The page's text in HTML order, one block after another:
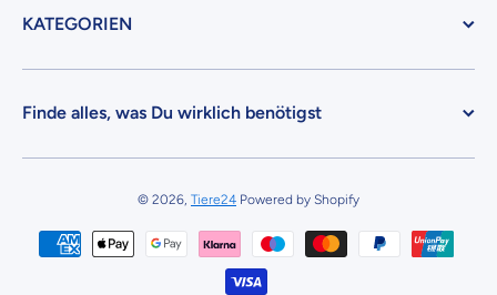
KATEGORIEN
Finde alles, was Du wirklich benötigst
© 2026, Tiere24 Powered by Shopify
Zahlungsmethoden